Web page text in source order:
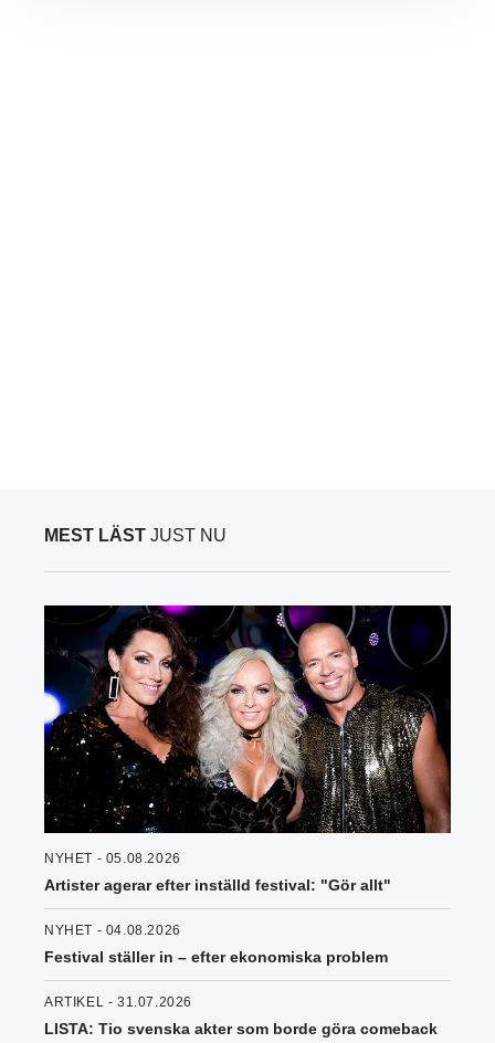
MEST LÄST JUST NU
NYHET - 05.08.2026
Artister agerar efter inställd festival: "Gör allt"
NYHET - 04.08.2026
Festival ställer in – efter ekonomiska problem
ARTIKEL - 31.07.2026
LISTA: Tio svenska akter som borde göra comeback